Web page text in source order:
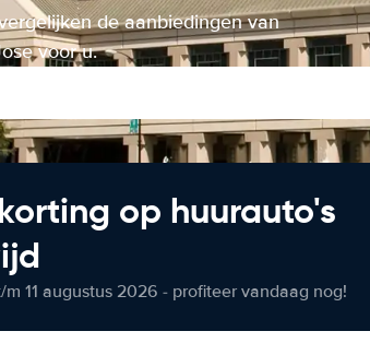
de aanbiedingen van
voor u.
op huurauto's
11 augustus 2026 - profiteer vandaag nog!